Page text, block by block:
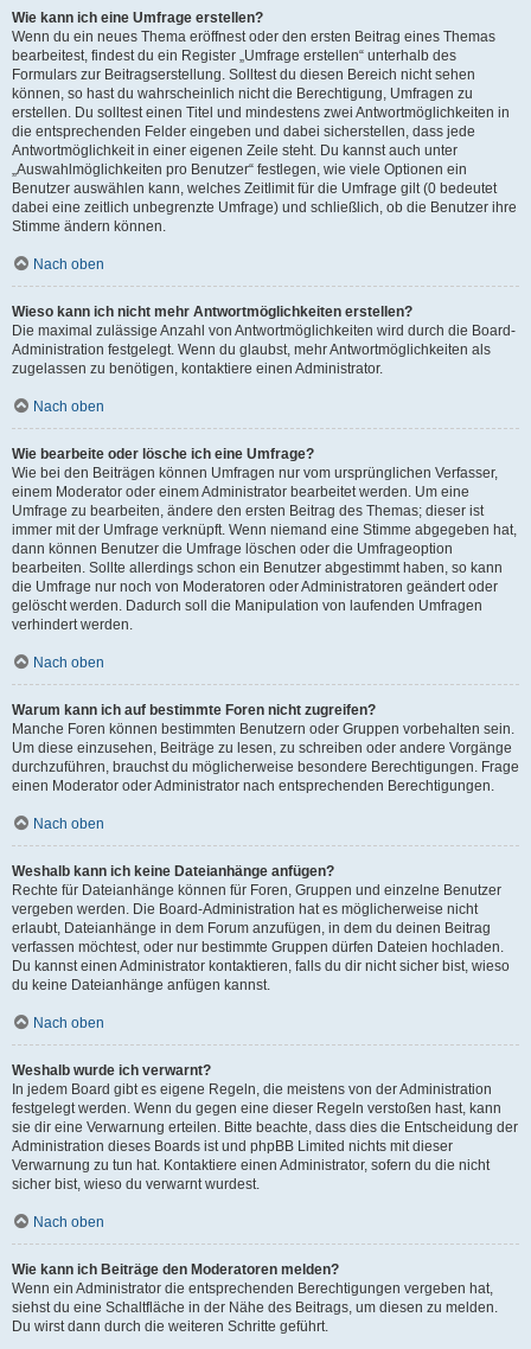
Wie kann ich eine Umfrage erstellen?
Wenn du ein neues Thema eröffnest oder den ersten Beitrag eines Themas
bearbeitest, findest du ein Register „Umfrage erstellen“ unterhalb des
Formulars zur Beitragserstellung. Solltest du diesen Bereich nicht sehen
können, so hast du wahrscheinlich nicht die Berechtigung, Umfragen zu
erstellen. Du solltest einen Titel und mindestens zwei Antwortmöglichkeiten in
die entsprechenden Felder eingeben und dabei sicherstellen, dass jede
Antwortmöglichkeit in einer eigenen Zeile steht. Du kannst auch unter
„Auswahlmöglichkeiten pro Benutzer“ festlegen, wie viele Optionen ein
Benutzer auswählen kann, welches Zeitlimit für die Umfrage gilt (0 bedeutet
dabei eine zeitlich unbegrenzte Umfrage) und schließlich, ob die Benutzer ihre
Stimme ändern können.
Nach oben
Wieso kann ich nicht mehr Antwortmöglichkeiten erstellen?
Die maximal zulässige Anzahl von Antwortmöglichkeiten wird durch die Board-
Administration festgelegt. Wenn du glaubst, mehr Antwortmöglichkeiten als
zugelassen zu benötigen, kontaktiere einen Administrator.
Nach oben
Wie bearbeite oder lösche ich eine Umfrage?
Wie bei den Beiträgen können Umfragen nur vom ursprünglichen Verfasser,
einem Moderator oder einem Administrator bearbeitet werden. Um eine
Umfrage zu bearbeiten, ändere den ersten Beitrag des Themas; dieser ist
immer mit der Umfrage verknüpft. Wenn niemand eine Stimme abgegeben hat,
dann können Benutzer die Umfrage löschen oder die Umfrageoption
bearbeiten. Sollte allerdings schon ein Benutzer abgestimmt haben, so kann
die Umfrage nur noch von Moderatoren oder Administratoren geändert oder
gelöscht werden. Dadurch soll die Manipulation von laufenden Umfragen
verhindert werden.
Nach oben
Warum kann ich auf bestimmte Foren nicht zugreifen?
Manche Foren können bestimmten Benutzern oder Gruppen vorbehalten sein.
Um diese einzusehen, Beiträge zu lesen, zu schreiben oder andere Vorgänge
durchzuführen, brauchst du möglicherweise besondere Berechtigungen. Frage
einen Moderator oder Administrator nach entsprechenden Berechtigungen.
Nach oben
Weshalb kann ich keine Dateianhänge anfügen?
Rechte für Dateianhänge können für Foren, Gruppen und einzelne Benutzer
vergeben werden. Die Board-Administration hat es möglicherweise nicht
erlaubt, Dateianhänge in dem Forum anzufügen, in dem du deinen Beitrag
verfassen möchtest, oder nur bestimmte Gruppen dürfen Dateien hochladen.
Du kannst einen Administrator kontaktieren, falls du dir nicht sicher bist, wieso
du keine Dateianhänge anfügen kannst.
Nach oben
Weshalb wurde ich verwarnt?
In jedem Board gibt es eigene Regeln, die meistens von der Administration
festgelegt werden. Wenn du gegen eine dieser Regeln verstoßen hast, kann
sie dir eine Verwarnung erteilen. Bitte beachte, dass dies die Entscheidung der
Administration dieses Boards ist und phpBB Limited nichts mit dieser
Verwarnung zu tun hat. Kontaktiere einen Administrator, sofern du die nicht
sicher bist, wieso du verwarnt wurdest.
Nach oben
Wie kann ich Beiträge den Moderatoren melden?
Wenn ein Administrator die entsprechenden Berechtigungen vergeben hat,
siehst du eine Schaltfläche in der Nähe des Beitrags, um diesen zu melden.
Du wirst dann durch die weiteren Schritte geführt.